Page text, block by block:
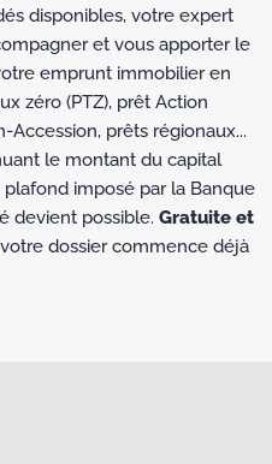
disponibles, votre expert
et vous apporter le
emprunt immobilier en
zéro (PTZ), prêt Action
prêts régionaux...
le montant du capital
imposé par la Banque
devient possible. Gratuite et
dossier commence déjà